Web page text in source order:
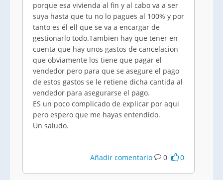
porque esa vivienda al fin y al cabo va a ser
suya hasta que tu no lo pagues al 100% y por
tanto es él ell que se va a encargar de
gestionarlo todo.Tambien hay que tener en
cuenta que hay unos gastos de cancelacion
que obviamente los tiene que pagar el
vendedor pero para que se asegure el pago
de estos gastos se le retiene dicha cantida al
vendedor para asegurarse el pago.
ES un poco complicado de explicar por aqui
pero espero que me hayas entendido.
Un saludo.
Añadir comentario 0 0